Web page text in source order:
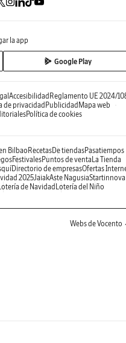
la app
Google Play
Accesibilidad Reglamento UE 2024/
de privacidad Publicidad Mapa web
Política de cookies
BilbaoRecetasDe tiendasPasatiempos
FestivalesPuntos de venta La Tienda
Directorio de empresasOfertas
2025JaiakAste NagusiaStartinnova
de Navidad Lotería del Niño
Webs de Vocento